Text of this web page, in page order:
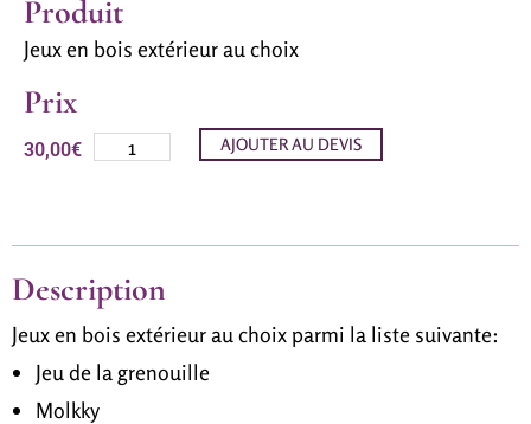
Produit
Jeux en bois extérieur au choix
Prix
30,00€ AJOUTER AU DEVIS
Description
Jeux en bois extérieur au choix parmi la liste suivante:
Jeu de la grenouille
Molkky